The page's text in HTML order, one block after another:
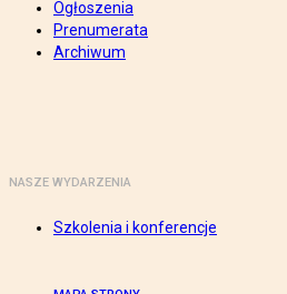
Ogłoszenia
Prenumerata
Archiwum
NASZE WYDARZENIA
Szkolenia i konferencje